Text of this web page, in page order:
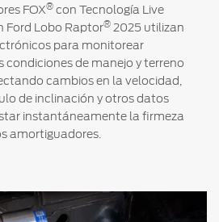
FOX® con Tecnología Live
Ford Lobo Raptor® 2025 utilizan
para monitorear
de manejo y terreno
cambios en la velocidad,
de inclinación y otros datos
instantáneamente la firmeza
amortiguadores.